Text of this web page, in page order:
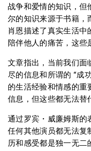
战争和爱情的知识，但
尔的知识来源于书籍，
肖恩描述了真实生活中
陪伴他人的痛苦，这些
文章指出，当前我们面
尽的信息和所谓的 “成
的生活经验和情感的重
信息，但这些都无法替
通过罗宾・威廉姆斯的
任何其他演员都无法复
历和感受都是独一无二